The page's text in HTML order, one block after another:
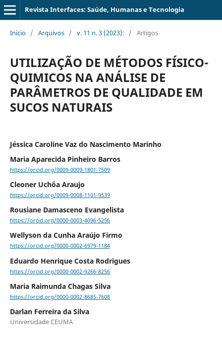
Revista Interfaces: Saúde, Humanas e Tecnologia
Início / Arquivos / v. 11 n. 3 (2023): / Artigos
UTILIZAÇÃO DE MÉTODOS FÍSICO-
QUIMICOS NA ANÁLISE DE
PARÂMETROS DE QUALIDADE EM
SUCOS NATURAIS
Jéssica Caroline Vaz do Nascimento Marinho
Maria Aparecida Pinheiro Barros
https://orcid.org/0009-0009-1801-7509
Cleoner Uchôa Araujo
https://orcid.org/0009-0008-1101-9539
Rousiane Damasceno Evangelista
https://orcid.org/0000-0003-4096-5256
Wellyson da Cunha Araújo Firmo
https://orcid.org/0000-0002-6979-1184
Eduardo Henrique Costa Rodrigues
https://orcid.org/0000-0002-9266-8256
Maria Raimunda Chagas Silva
https://orcid.org/0000-0002-8685-7608
Darlan Ferreira da Silva
Universidade CEUMA